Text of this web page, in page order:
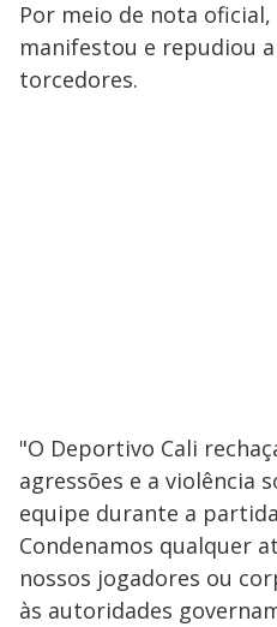
Por meio de nota
manifestou e repudiou a
torcedores.
"O Deportivo Cali
agressões e a violência
equipe durante a
Condenamos qualquer
nossos jogadores ou
às autoridades